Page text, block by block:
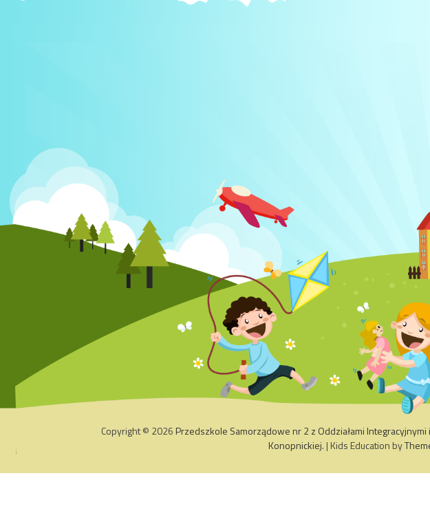
Copyright © 2026 Przedszkole Samorządowe nr 2 z Oddziałami Integracyjnymi
Konopnickiej. | Kids Education by